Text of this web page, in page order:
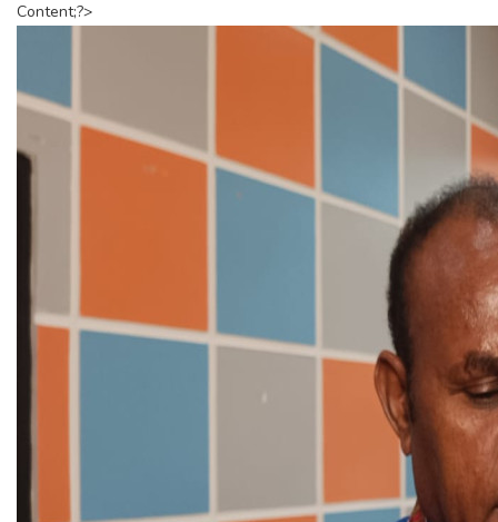
Content;?>